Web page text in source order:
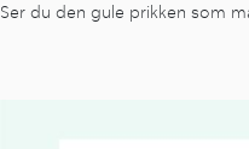
Ser du den gule prikken som